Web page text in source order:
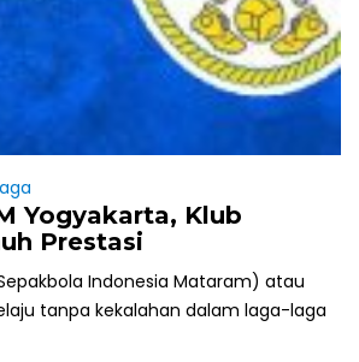
Yogyakarta, Klub
Prestasi
Indonesia Mataram) atau
tanpa kekalahan dalam laga-laga